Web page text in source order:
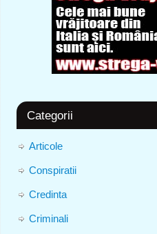
Categorii
Articole
Conspiratii
Credinta
Criminali